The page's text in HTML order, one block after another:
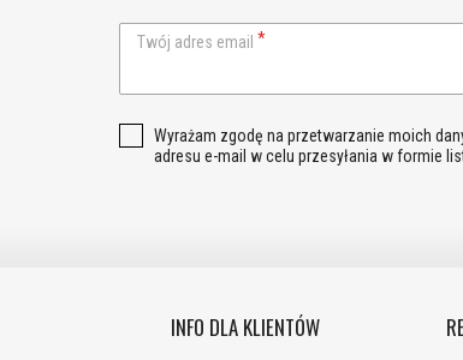
Twój adres email
Wyrażam zgodę na przetwarzanie moich
adresu e-mail w celu przesyłania w formie
INFO DLA KLIENTÓW